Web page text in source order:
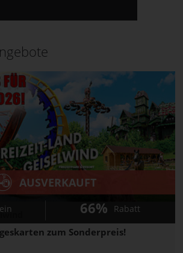
zum Sonderpreis!
AUSVERKAUFT
66% Rabatt